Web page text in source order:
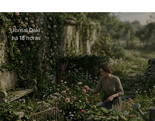
Jornal Daki
há 18 horas